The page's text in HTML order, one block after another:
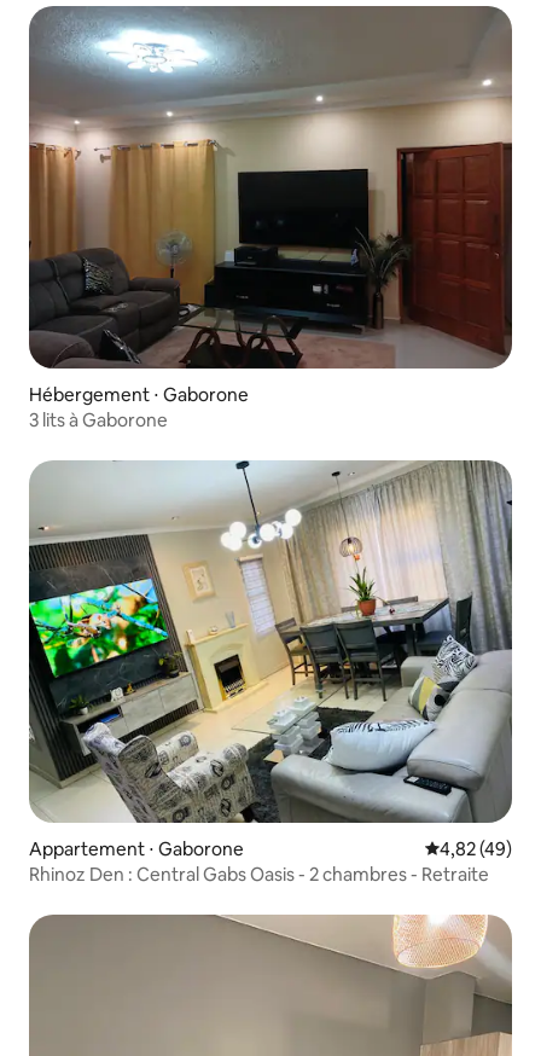
Hébergement ⋅ Gaborone
3 lits à Gaborone
Appartement ⋅ Gaborone Évaluation
4,82 (49)
Rhinoz Den : Central Gabs Oasis - 2 chambres - Retraite